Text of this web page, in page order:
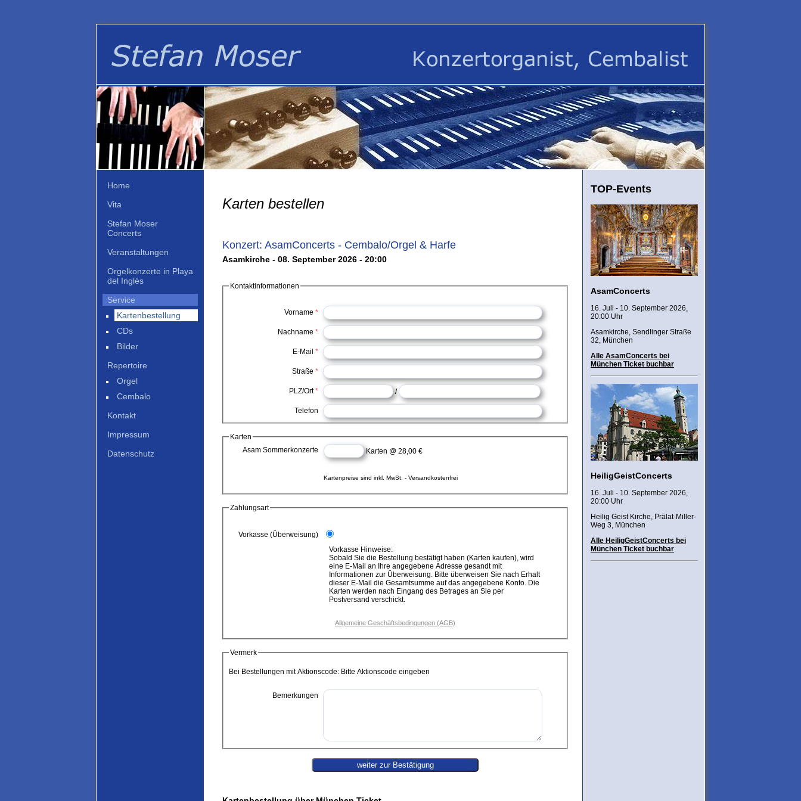
Karten bestellen
Konzert: AsamConcerts - Cembalo/Orgel & Harfe
Asamkirche - 08. September 2026 - 20:00
Kontaktinformationen
Vorname *
Nachname *
E-Mail *
Straße *
PLZ/Ort* /
Telefon
Karten
Asam Sommerkonzerte
Karten @ 28,00 €
Kartenpreise sind inkl. MwSt. - Versandkostenfrei
Zahlungsart
Vorkasse (Überweisung)
Vorkasse Hinweise:
Sobald Sie die Bestellung bestätigt haben (Karten kaufen), wird
eine E-Mail an Ihre angegebene Adresse gesandt mit
Informationen zur Überweisung. Bitte überweisen Sie nach Erhalt
dieser E-Mail die Gesamtsumme auf das angegebene Konto. Die
Karten werden nach Eingang des Betrages an Sie per
Postversand verschickt.
Allgemeine Geschäftsbedingungen (AGB)
Bei Bestellungen mit Aktionscode: Bitte Aktionscode eingeben
Vermerk
Bemerkungen
TOP-Events
AsamConcerts
16. Juli - 10. September 2026,
20:00 Uhr
Asamkirche, Sendlinger Straße
32, München
Alle AsamConcerts bei
München Ticket buchbar
HeiligGeistConcerts
16. Juli - 10. September 2026,
20:00 Uhr
Heilig Geist Kirche, Prälat-Miller-
Weg 3, München
Alle HeiligGeistConcerts bei
München Ticket buchbar
Home
Vita
Stefan Moser
Concerts
Veranstaltungen
Orgelkonzerte in Playa
del Inglés
Service
Kartenbestellung
CDs
Bilder
Repertoire
Orgel
Cembalo
Kontakt
Impressum
Datenschutz